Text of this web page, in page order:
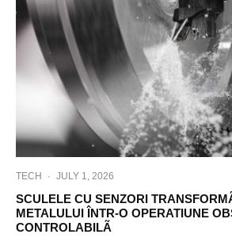
TECH · JULY 1, 2026
SCULELE CU SENZORI
METALULUI ÎNTR-O OPERATIUNE
CONTROLABILÃ